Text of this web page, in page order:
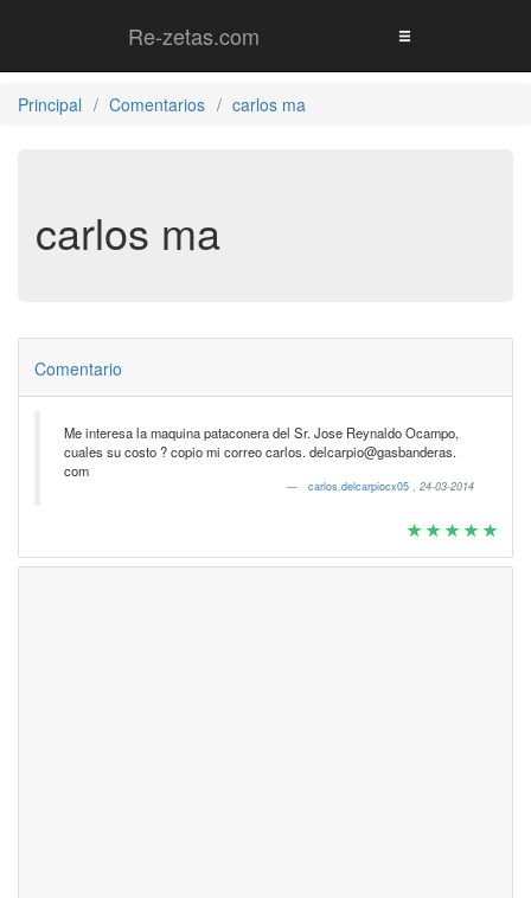
Re-zetas.com
Principal Comentarios carlos ma
carlos ma
Comentario
Me interesa la maquina pataconera del Sr. Jose Reynaldo Ocampo,
cuales su costo ? copio mi correo carlos. delcarpio@gasbanderas.
com
carlos.delcarpiocx05 , 24-03-2014